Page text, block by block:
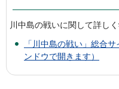
川中島の戦いに関して詳し
「川中島の戦い」総合
ンドウで開きます）